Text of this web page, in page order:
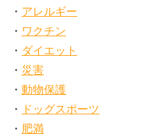
アレルギー
ワクチン
ダイエット
災害
動物保護
ドッグスポーツ
肥満